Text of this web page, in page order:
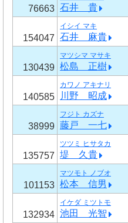
76663 石井 貴
154047
イシイ マキ
石井 麻貴
130439
マツシマ マサキ
松島 正樹
140585
カワノ アキナリ
川野 昭成
38999
フジト カズナ
藤戸 一七
135757
ツツミ ヒサタカ
堤 久貴
101153
マツモト ノブオ
松本 信男
132934
イケダ ミツトモ
池田 光智